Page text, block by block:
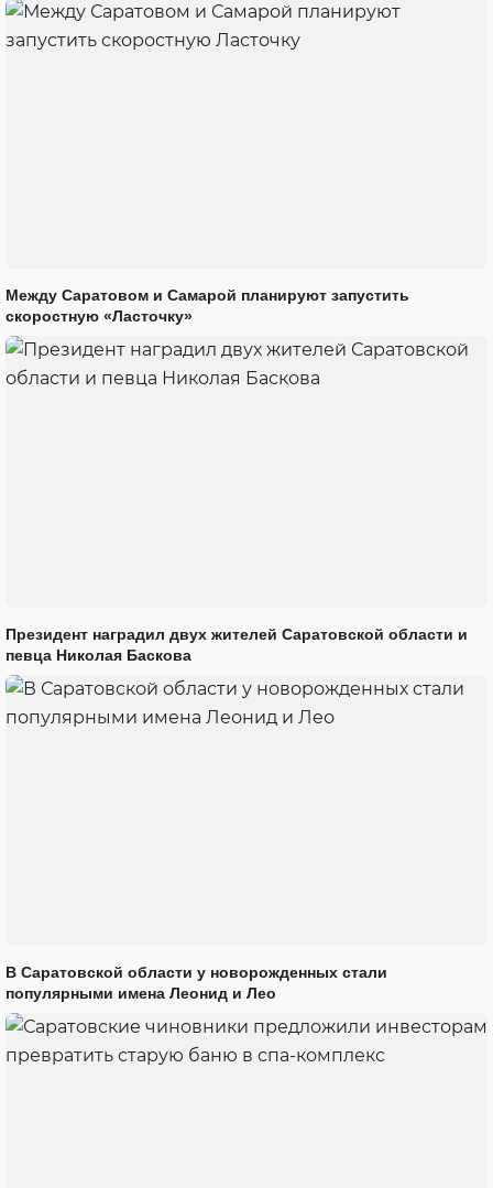
Между Саратовом и Самарой планируют запустить
скоростную «Ласточку»
Президент наградил двух жителей Саратовской области и
певца Николая Баскова
В Саратовской области у новорожденных стали
популярными имена Леонид и Лео